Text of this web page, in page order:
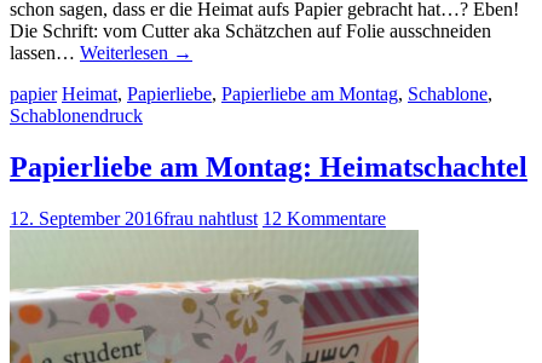
schon sagen, dass er die Heimat aufs Papier gebracht hat…? Eben!
Die Schrift: vom Cutter aka Schätzchen auf Folie ausschneiden
lassen… Weiterlesen →
papier Heimat, Papierliebe, Papierliebe am Montag, Schablone,
Schablonendruck
Papierliebe am Montag: Heimatschachtel
12. September 2016frau nahtlust 12 Kommentare